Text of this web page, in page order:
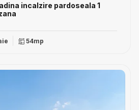
incalzire pardoseala 1
54mp